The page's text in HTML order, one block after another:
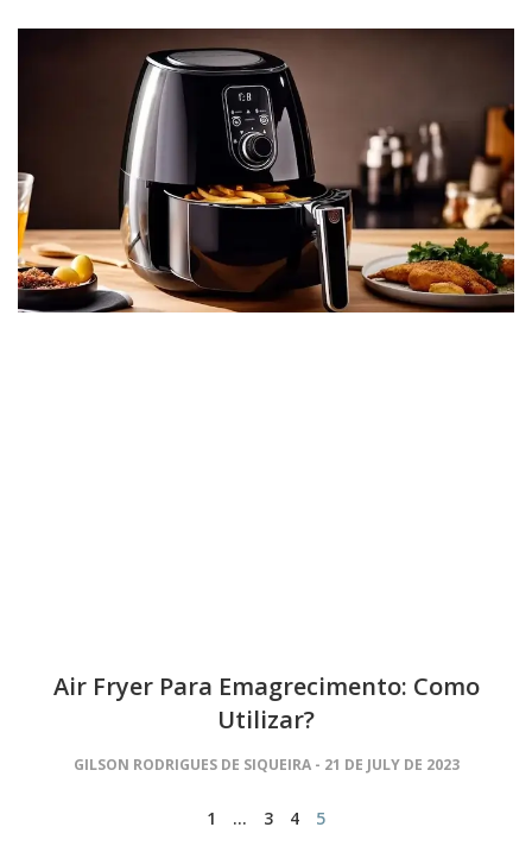
Air Fryer Para Emagrecimento: Como
Utilizar?
GILSON RODRIGUES DE SIQUEIRA 21 DE JULY DE 2023
1 … 3 4 5